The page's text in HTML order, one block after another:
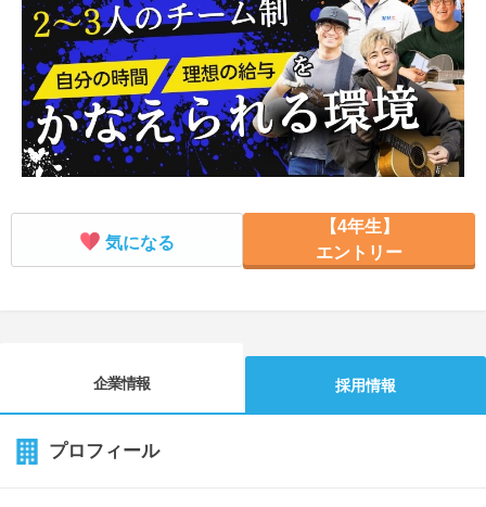
就活ニュースペーパー
就活時事ニュースを更新
よくある質問
不明点があればこちら
気になる
【4年生】
エントリー
企業情報 採用情報
プロフィール